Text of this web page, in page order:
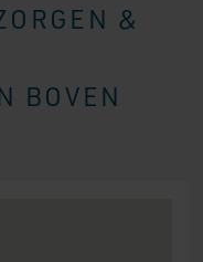
&
BOVEN